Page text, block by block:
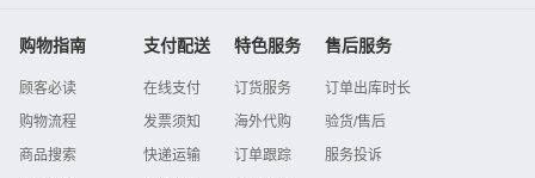
购物指南
顾客必读
购物流程
商品搜索
支付配送
在线支付
发票须知
快递运输
特色服务
订货服务
海外代购
订单跟踪
售后服务
订单出库时长
验货/售后
服务投诉